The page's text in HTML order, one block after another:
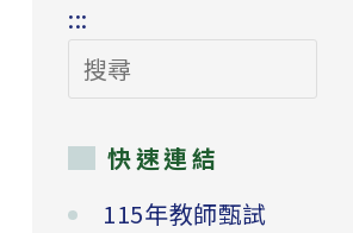
:::
搜
尋
快速連結
115年教師甄試